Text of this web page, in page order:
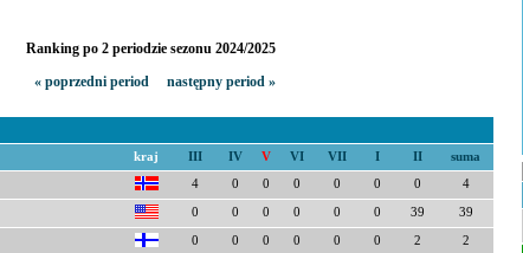
Ranking po 2 periodzie sezonu 2024/2025
« poprzedni period
następny period »
kraj III IV V VI VII I II suma
4 0 0 0 0 0 0 4
0 0 0 0 0 0 39 39
0 0 0 0 0 0 2 2